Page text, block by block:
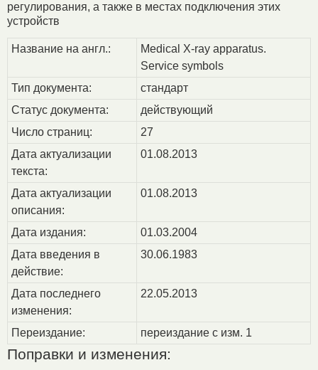
регулирования, а также в местах подключения этих
устройств
Название на англ.:
Medical X-ray apparatus.
Service symbols
Тип документа:
стандарт
Статус документа:
действующий
Число страниц:
27
Дата актуализации
текста:
01.08.2013
Дата актуализации
описания:
01.08.2013
Дата издания:
01.03.2004
Дата введения в
действие:
30.06.1983
Дата последнего
изменения:
22.05.2013
Переиздание: переиздание с изм. 1
Поправки и изменения: